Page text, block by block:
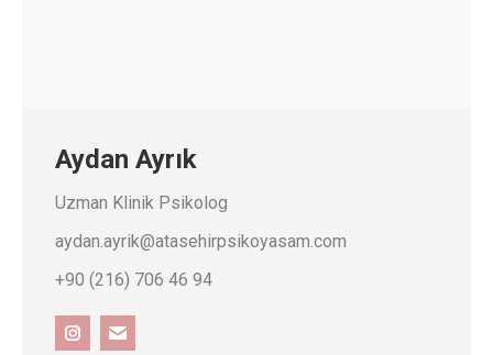
Aydan Ayrık
Uzman Klinik Psikolog
aydan.ayrik@atasehirpsikoyasam.com
+90 (216) 706 46 94